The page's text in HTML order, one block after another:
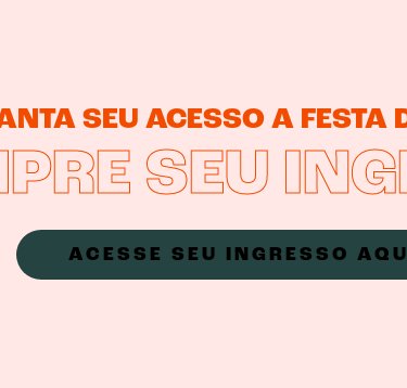
SEU ACESSO A FESTA
SEU
ACESSE SEU INGRESSO